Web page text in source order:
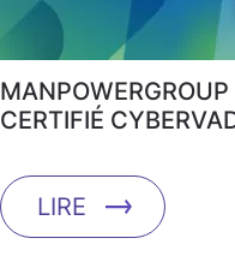
CERTIFIÉ
LIRE